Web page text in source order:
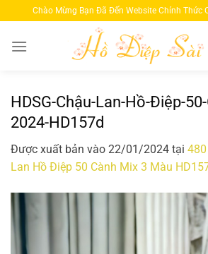
qua
nội
Chào Mừng Bạn Đã Đến Website Chính Thức
HDSG-Chậu-Lan-Hồ-Điệp-
2024-HD157d
Được xuất bản vào 22/01/2024 tại
Lan Hồ Điệp 50 Cành Mix 3 Màu